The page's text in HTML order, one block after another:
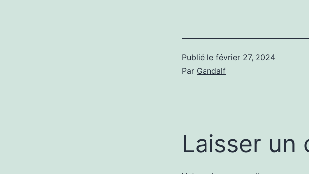
Publié le février 27, 2024
Par Gandalf
Laisser un